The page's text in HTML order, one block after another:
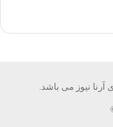
نیوز می باشد.